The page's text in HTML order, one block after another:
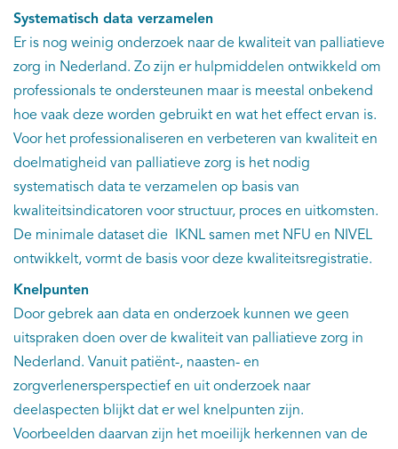
Systematisch data verzamelen
Er is nog weinig onderzoek naar de kwaliteit van palliatieve
zorg in Nederland. Zo zijn er hulpmiddelen ontwikkeld om
professionals te ondersteunen maar is meestal onbekend
hoe vaak deze worden gebruikt en wat het effect ervan is.
Voor het professionaliseren en verbeteren van kwaliteit en
doelmatigheid van palliatieve zorg is het nodig
systematisch data te verzamelen op basis van
kwaliteitsindicatoren voor structuur, proces en uitkomsten.
De minimale dataset die IKNL samen met NFU en NIVEL
ontwikkelt, vormt de basis voor deze kwaliteitsregistratie.
Knelpunten
Door gebrek aan data en onderzoek kunnen we geen
uitspraken doen over de kwaliteit van palliatieve zorg in
Nederland. Vanuit patiënt-, naasten- en
zorgverlenersperspectief en uit onderzoek naar
deelaspecten blijkt dat er wel knelpunten zijn.
Voorbeelden daarvan zijn het moeilijk herkennen van de